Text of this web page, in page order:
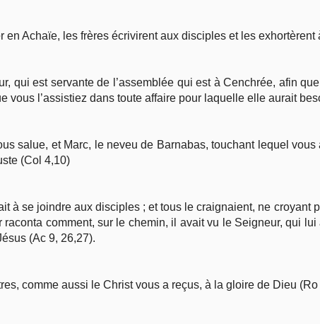
en Achaïe, les frères écrivirent aux disciples et les exhortèrent
qui est servante de l’assemblée qui est à Cenchrée, afin
vous l’assistiez dans toute affaire pour laquelle elle aurait
salue, et Marc, le neveu de Barnabas, touchant lequel vous
(Col 4,10)
à se joindre aux disciples ; et tous le craignaient, ne croyant
comment, sur le chemin, il avait vu le Seigneur, qui lui
(Ac 9, 26,27).
comme aussi le Christ vous a reçus, à la gloire de Dieu (Ro